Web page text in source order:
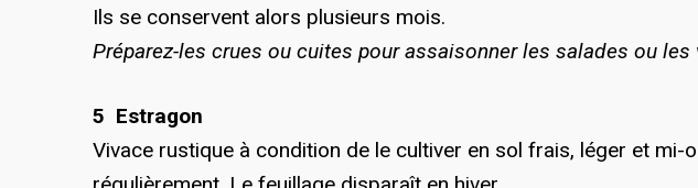
Ils se conservent alors plusieurs mois.
Préparez-les crues ou cuites pour assaisonner les salades ou les
5 Estragon
Vivace rustique à condition de le cultiver en sol frais, léger et mi-